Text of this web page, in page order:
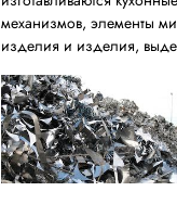
механизмов, элементы
изделия и изделия,